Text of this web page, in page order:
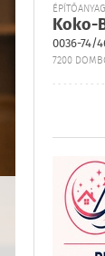
Koko-
0036-74/
7200